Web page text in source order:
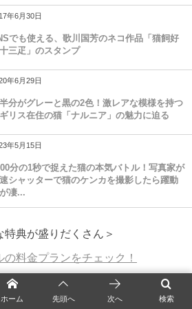
年6月30日
でも使える、歌川国芳のネコ作品「猫飼好
三疋」のスタンプ
年6月29日
分がグレーと黒の2色！激レアな模様を持つ
リス在住の猫「ナルニア」の魅力に迫る
年5月15日
分の1秒で捉えた猫の本気バトル！写真家が
シャッターで猫のケンカを撮影したら躍動
凄...
特典が盛りだくさん＞
の料金プランをチェック！
検索
ホーム 先頭へ 次へ